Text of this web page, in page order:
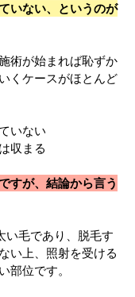
いない、というのが
術が始まれば恥ずか
くケースがほとんど
いない
収まる
すが、結論から言う
い毛であり、脱毛す
い上、照射を受ける
部位です。